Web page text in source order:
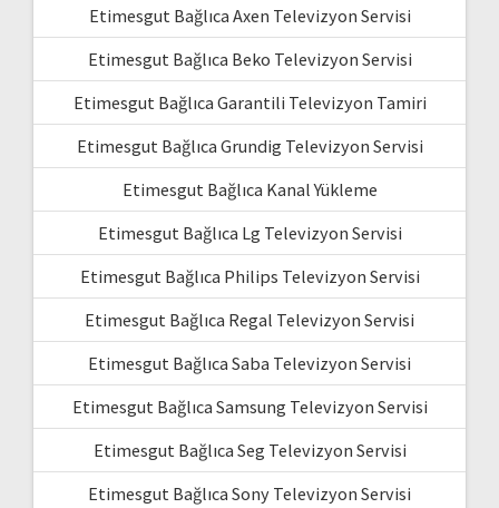
Etimesgut Bağlıca Axen Televizyon Servisi
Etimesgut Bağlıca Beko Televizyon Servisi
Etimesgut Bağlıca Garantili Televizyon Tamiri
Etimesgut Bağlıca Grundig Televizyon Servisi
Etimesgut Bağlıca Kanal Yükleme
Etimesgut Bağlıca Lg Televizyon Servisi
Etimesgut Bağlıca Philips Televizyon Servisi
Etimesgut Bağlıca Regal Televizyon Servisi
Etimesgut Bağlıca Saba Televizyon Servisi
Etimesgut Bağlıca Samsung Televizyon Servisi
Etimesgut Bağlıca Seg Televizyon Servisi
Etimesgut Bağlıca Sony Televizyon Servisi